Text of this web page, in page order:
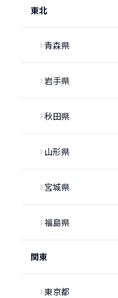
東北
青森県
岩手県
秋田県
山形県
宮城県
福島県
関東
東京都